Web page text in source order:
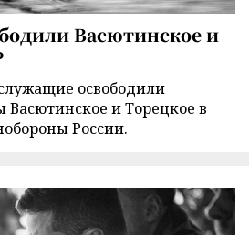
Васютинское и
освободили
и Торецкое в
России.